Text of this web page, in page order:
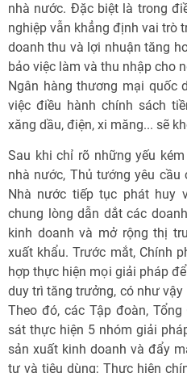
nhà nước. Đặc biệt là trong
nghiệp vẫn khẳng định vai trò
doanh thu và lợi nhuận tăng
bảo việc làm và thu nhập cho
Ngân hàng thương mại quốc
việc điều hành chính sách
xăng dầu, điện, xi măng... sẽ
Sau khi chỉ rõ những yếu
nhà nước, Thủ tướng yêu cầu
Nhà nước tiếp tục phát huy
chung lòng dẫn dắt các
kinh doanh và mở rộng thị
xuất khẩu. Trước mắt, Chính
hợp thực hiện mọi giải pháp
duy trì tăng trưởng, có như
Theo đó, các Tập đoàn,
sát thực hiện 5 nhóm giải
sản xuất kinh doanh và đẩy
tư và tiêu dùng; Thực hiện